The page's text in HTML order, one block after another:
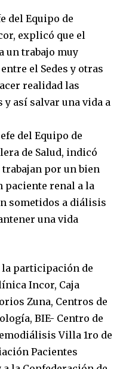
of
be part of the
address on our website
del Equipo de
explicó que el
un trabajo muy
el Sedes y otras
realidad las
así salvar una vida a
del Equipo de
de Salud, indicó
por un bien
paciente renal a la
sometidos a diálisis
una vida
la participación de
Incor, Caja
Zuna, Centros de
BIE- Centro de
Villa 1ro de
Pacientes